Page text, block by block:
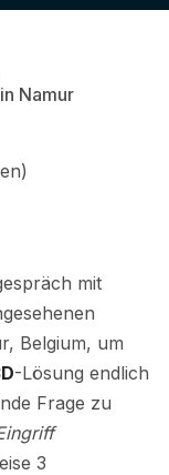
Namur
mit
Belgium, um
-Lösung endlich
Frage zu
3